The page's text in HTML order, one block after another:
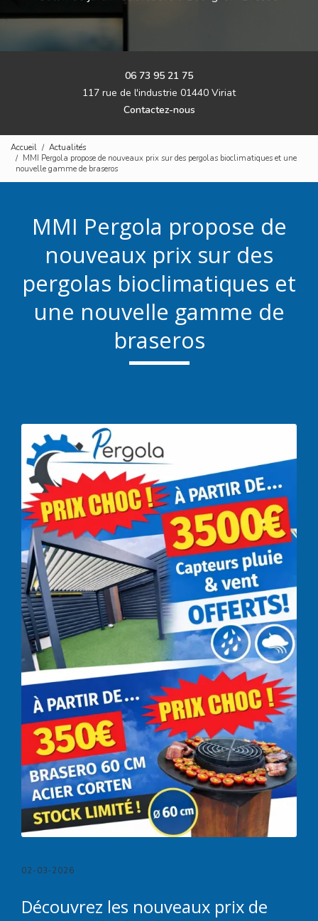
06 73 95 21 75
117 rue de l'industrie 01440 Viriat
Contactez-nous
Accueil
Actualités
MMI Pergola propose de nouveaux prix sur des pergolas bioclimatiques et une
nouvelle gamme de braseros
MMI Pergola propose de
nouveaux prix sur des
pergolas bioclimatiques et
une nouvelle gamme de
braseros
02-03-2026
Découvrez les nouveaux prix de